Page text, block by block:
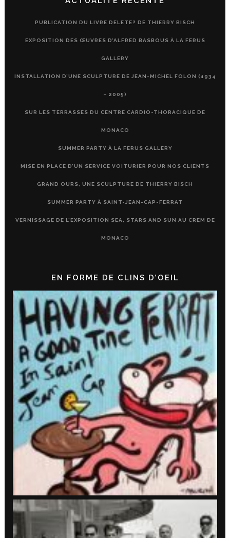
PUBLICATION DU LIVRE DELETE? DE THIERRY BISCH
EXPOSITION DES ŒUVRES D’ALFRED BASBOUS À LA FERUS
GALLERY
INSTALLATION D’UNE SCULPTURE DE JEAN-MICHEL FOLON (1934
– 2005)
SUR LES TERRASSES DU CENTRE CARDIO-THORACIQUE DE
MONACO
SUMMER PARTY À LA FERUS GALLERY
MISE EN PLACE D’UN SERVICE VOITURIER POUR NOS CLIENTS
GRAND OURS, UNE SCULPTURE DE THIERRY BISCH
SUMMER PARTY À SAINT-JEAN-CAP-FERRAT
VERNISSAGE DE L’EXPOSITION SEA, STARS AND SUN AU CREM DE
MONACO
EN FORME DE CLINS D’OEIL